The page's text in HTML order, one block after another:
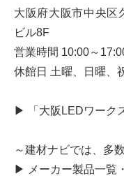
大阪府大阪市中央区
ビル8F
営業時間 10:00～
休館日 土曜、日曜、
▶ 「大阪LEDワーク
～建材ナビでは、多
▶ メーカー製品一覧